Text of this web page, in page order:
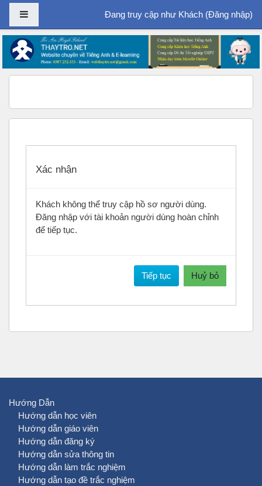
Chuyển tới nội dung chính
Bảng điều khiển cạnhĐang truy cập như Khách (Đăng nhập)
Xác nhận
Khách không thể truy cập hồ sơ người dùng.
Đăng nhập với tài khoản người dùng hoàn chỉnh
để tiếp tục.
Tiếp tục Huỷ bỏ
Hướng Dẫn
Hướng dẫn học viên
Hướng dẫn giáo viên
Hướng dẫn đăng ký
Hướng dẫn sửa thông tin
Hướng dẫn làm trắc nghiệm
Hướng dẫn tạo đề trắc nghiệm